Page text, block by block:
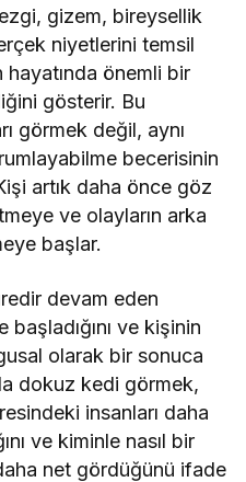
gizem, bireysellik
niyetlerini temsil
önemli bir
gösterir. Bu
görmek değil, aynı
becerisinin
artık daha önce göz
ve olayların arka
başlar.
devam eden
başladığını ve kişinin
olarak bir sonuca
dokuz kedi görmek,
insanları daha
ve kiminle nasıl bir
net gördüğünü ifade